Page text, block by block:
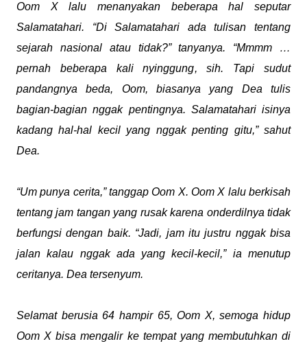
Oom X lalu menanyakan beberapa hal seputar
Salamatahari. “Di Salamatahari ada tulisan tentang
sejarah nasional atau tidak?” tanyanya. “Mmmm …
pernah beberapa kali nyinggung, sih. Tapi sudut
pandangnya beda, Oom, biasanya yang Dea tulis
bagian-bagian nggak pentingnya. Salamatahari isinya
kadang hal-hal kecil yang nggak penting gitu,” sahut
Dea.
“Um punya cerita,” tanggap Oom X. Oom X lalu berkisah
tentang jam tangan yang rusak karena onderdilnya tidak
berfungsi dengan baik. “Jadi, jam itu justru nggak bisa
jalan kalau nggak ada yang kecil-kecil,” ia menutup
ceritanya. Dea tersenyum.
Selamat berusia 64 hampir 65, Oom X, semoga hidup
Oom X bisa mengalir ke tempat yang membutuhkan di